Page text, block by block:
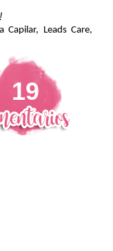
Capilar, Leads Care,
19